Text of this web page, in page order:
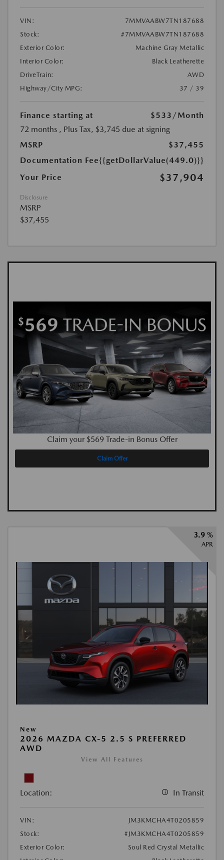
VIN:
7MMVAABW7TN187688
Stock:
#7MMVAABW7TN187688
Exterior Color:
Machine Gray Metallic
Interior Color:
Black Leatherette
DriveTrain:
AWD
Highway/City MPG:
37 / 39
Finance starting at $533 /Month
72 months , Plus Tax, $3,745 due at signing
MSRP
$37,455
Documentation Fee{{getDollarValue(449.0)}}
Your Price
$37,904
Disclosure
MSRP
$37,455
Claim your $569 Trade-in Bonus Offer
Claim Offer
3.9 %
APR
New
2026 MAZDA CX-5 2.5 S PREFERRED
AWD
View All Features
Location: In Transit
VIN:
JM3KMCHA4T0205859
Stock:
#JM3KMCHA4T0205859
Exterior Color:
Soul Red Crystal Metallic